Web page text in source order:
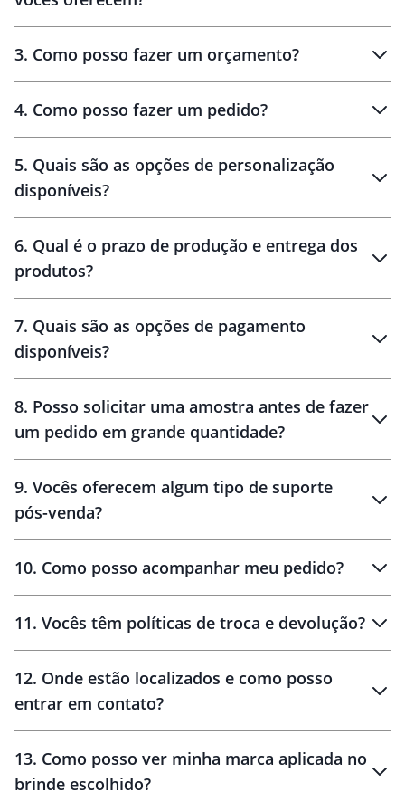
personalizados
3. Como posso fazer um orçamento?
brinde
personalização
4. Como posso fazer um pedido?
amostra virtual
5. Quais são as opções de personalização
disponíveis?
6. Qual é o prazo de produção e entrega dos
produtos?
10 dias
brinde
48 horas
7. Quais são as opções de pagamento
disponíveis?
8. Posso solicitar uma amostra antes de fazer
um pedido em grande quantidade?
amostras
9. Vocês oferecem algum tipo de suporte
pós-venda?
10. Como posso acompanhar meu pedido?
11. Vocês têm políticas de troca e devolução?
30 dias
12. Onde estão localizados e como posso
entrar em contato?
13. Como posso ver minha marca aplicada no
brinde escolhido?